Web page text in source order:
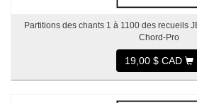
Partitions des chants 1 à 1100 des recueils
Chord-Pro
19,00 $ CAD